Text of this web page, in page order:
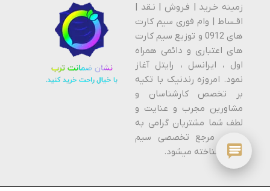
زمینه خـرید | فـروش | نـقد |
اقـساط | وام فوری سیم کارت
های 0912 و توزیع سیم کارت
های اعتباری و دائمی همراه
اول ، ایرانسل ، رایتل آغاز
نمود. امروزه رندنیک با تکیه
بر تخصص کارشناسان و
مشاورین مجرب و عنایت و
لطف شما مشتریان گرامی به
عنوان مرجع تخصصی سیم
کارت شناخته میشود.